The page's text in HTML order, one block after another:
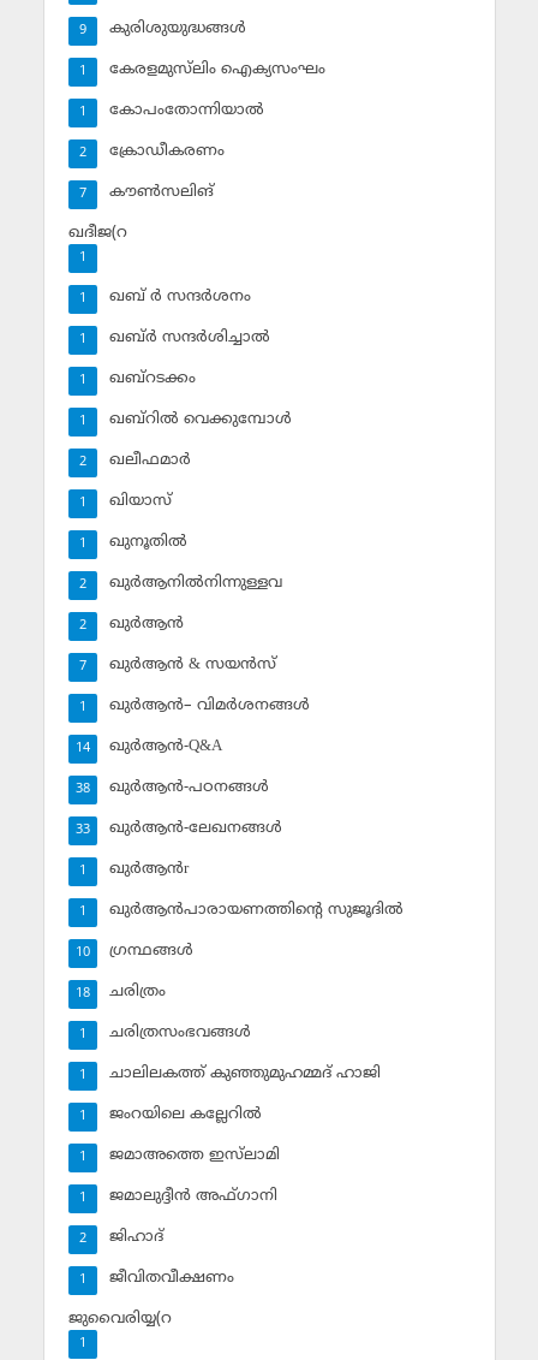
കുരിശുയുദ്ധങ്ങള്‍
9
കേരളമുസ്‌ലിം ഐക്യസംഘം
1
കോപംതോന്നിയാല്‍
1
ക്രോഡീകരണം
2
കൗണ്‍സലിങ്‌
7
ഖദീജ(റ
1
ഖബ് ര്‍ സന്ദര്‍ശനം
1
ഖബ്ര്‍ സന്ദര്‍ശിച്ചാല്‍
1
ഖബ്‌റടക്കം
1
ഖബ്‌റില്‍ വെക്കുമ്പോള്‍
1
ഖലീഫമാര്‍
2
ഖിയാസ്
1
ഖുനൂതില്‍
1
ഖുര്‍ആനില്‍നിന്നുള്ളവ
2
ഖുര്‍ആന്‍
2
ഖുര്‍ആന്‍ & സയന്‍സ്‌
7
ഖുര്‍ആന്‍– വിമര്‍ശനങ്ങള്‍
1
ഖുര്‍ആന്‍-Q&A
14
ഖുര്‍ആന്‍-പഠനങ്ങള്‍
38
ഖുര്‍ആന്‍-ലേഖനങ്ങള്‍
33
ഖുര്‍ആന്‍r
1
ഖുര്‍ആന്‍പാരായണത്തിന്റെ സുജൂദില്‍
1
ഗ്രന്ഥങ്ങള്‍
10
ചരിത്രം
18
ചരിത്രസംഭവങ്ങള്‍
1
ചാലിലകത്ത് കുഞ്ഞുമുഹമ്മദ് ഹാജി
1
ജംറയിലെ കല്ലേറില്‍
1
ജമാഅത്തെ ഇസ്‌ലാമി
1
ജമാലുദ്ദീന്‍ അഫ്ഗാനി
1
ജിഹാദ്‌
2
ജീവിതവീക്ഷണം
1
ജുവൈരിയ്യ(റ
1